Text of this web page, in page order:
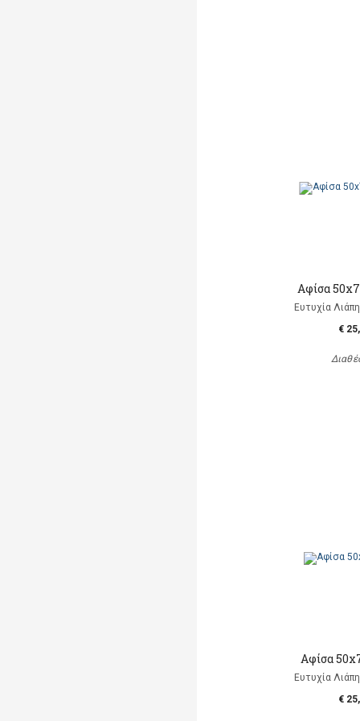
Αφίσα
Ευτυχία
€
Αφίσα
Ευτυχία
€